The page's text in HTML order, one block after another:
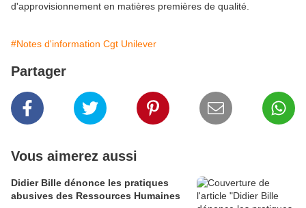
d'approvisionnement en matières premières de qualité.
#Notes d'information Cgt Unilever
Partager
Vous aimerez aussi
Didier Bille dénonce les pratiques
abusives des Ressources Humaines